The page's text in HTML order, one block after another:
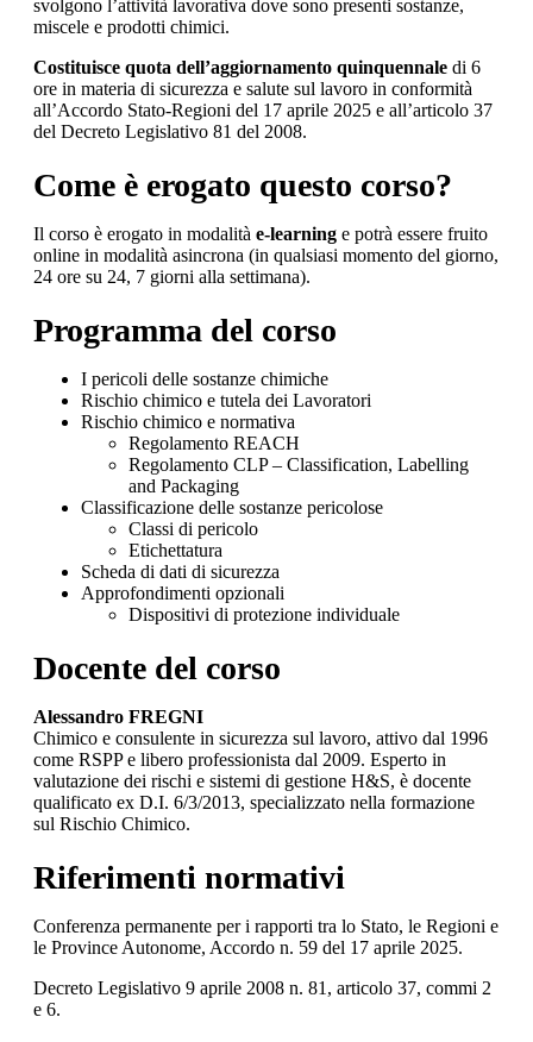
svolgono l’attività lavorativa dove sono presenti sostanze,
miscele e prodotti chimici.
Costituisce quota dell’aggiornamento quinquennale di 6
ore in materia di sicurezza e salute sul lavoro in conformità
all’Accordo Stato-Regioni del 17 aprile 2025 e all’articolo 37
del Decreto Legislativo 81 del 2008.
Come è erogato questo corso?
Il corso è erogato in modalità e-learning e potrà essere fruito
online in modalità asincrona (in qualsiasi momento del giorno,
24 ore su 24, 7 giorni alla settimana).
Programma del corso
I pericoli delle sostanze chimiche
Rischio chimico e tutela dei Lavoratori
Rischio chimico e normativa
Regolamento REACH
Regolamento CLP – Classification, Labelling
and Packaging
Classificazione delle sostanze pericolose
Classi di pericolo
Etichettatura
Scheda di dati di sicurezza
Approfondimenti opzionali
Dispositivi di protezione individuale
Docente del corso
Alessandro FREGNI
Chimico e consulente in sicurezza sul lavoro, attivo dal 1996
come RSPP e libero professionista dal 2009. Esperto in
valutazione dei rischi e sistemi di gestione H&S, è docente
qualificato ex D.I. 6/3/2013, specializzato nella formazione
sul Rischio Chimico.
Riferimenti normativi
Conferenza permanente per i rapporti tra lo Stato, le Regioni e
le Province Autonome, Accordo n. 59 del 17 aprile 2025.
Decreto Legislativo 9 aprile 2008 n. 81, articolo 37, commi 2
e 6.